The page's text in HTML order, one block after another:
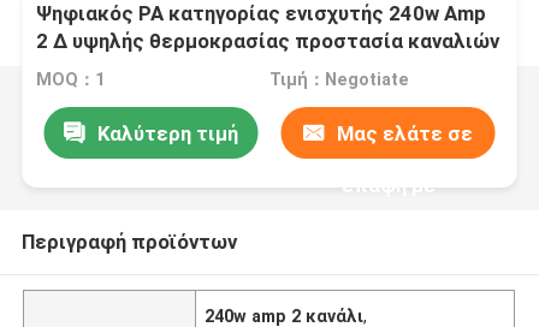
Ψηφιακός PA κατηγορίας ενισχυτής 240w Amp
2 Δ υψηλής θερμοκρασίας προστασία καναλιών
MOQ：1 Τιμή：Negotiate
Καλύτερη τιμή Μας ελάτε σε
επαφή με
Περιγραφή προϊόντων
240w amp 2 κανάλι,